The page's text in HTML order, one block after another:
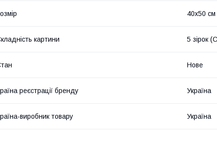
40х50 см
картини 5 зірок
Нове
реєстрації бренду Україна
виробник товару Україна